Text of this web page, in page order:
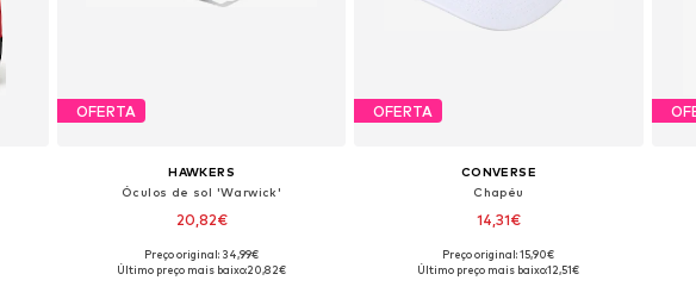
OFERTA
HAWKERS
Óculos de sol 'Warwick'
20,82€
Tamanhos disponíveis: Onesize
Preço original: 34,99€
Último preço mais baixo:20,82€
OFERTA
CONVERSE
Chapéu
14,31€
Tamanhos disponíveis: 48-54
Preço original: 15,90€
Último preço mais baixo:12,51€